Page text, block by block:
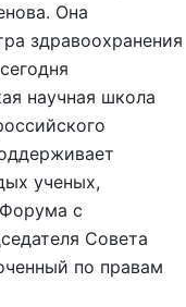
Она
здравоохранения
научная школа
ученых,
с
Совета
по правам